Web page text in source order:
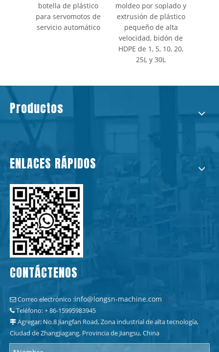
botella de plástico
para servomotos de
servicio automático
moldeo por soplado y
extrusión de plástico
pequeño de alta
velocidad, bidón de
HDPE de 1, 5, 10, 20,
25L y 30L
Productos
ENLACES RÁPIDOS
CONTÁCTENOS
 Correo electrónico :info@longsn-machine.com
 Teléfono: + 86-15995983945
 Agregar: No.8 Jiangfan Road, Zona industrial de alta tecnología,
Ciudad de Zhangjiagang, Provincia de Jiangsu, China